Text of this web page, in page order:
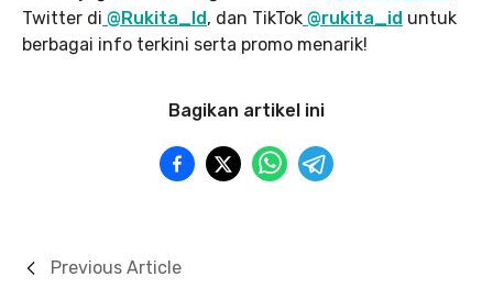
Twitter di @Rukita_Id , dan TikTok @rukita_id untuk
berbagai info terkini serta promo menarik!
Bagikan artikel ini
Previous Article